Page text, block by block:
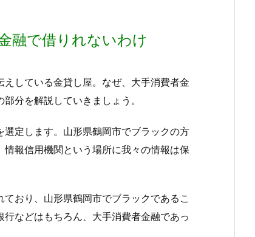
融で借りれないわけ
している金貸し屋。なぜ、大手消費者金
分を解説していきましょう。
定します。山形県鶴岡市でブラックの方
報信用機関という場所に我々の情報は保
おり、山形県鶴岡市でブラックであるこ
などはもちろん、大手消費者金融であっ